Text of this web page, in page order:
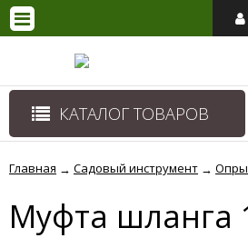
КАТАЛОГ ТОВАРОВ
Главная → Садовый инструмент →
Муфта шланга